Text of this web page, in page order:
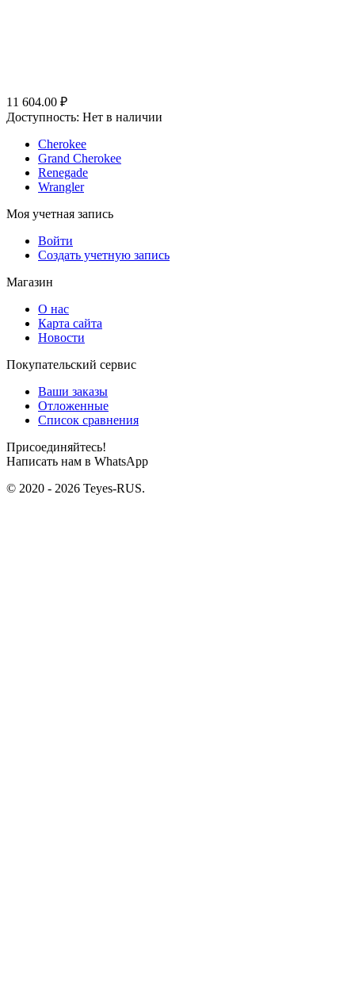
11 604.00 ₽
Доступность: Нет в наличии
Cherokee
Grand Cherokee
Renegade
Wrangler
Моя учетная запись
Войти
Создать учетную запись
Магазин
О нас
Карта сайта
Новости
Покупательский сервис
Ваши заказы
Отложенные
Список сравнения
Присоединяйтесь!
Написать нам в WhatsApp
© 2020 - 2026 Teyes-RUS.